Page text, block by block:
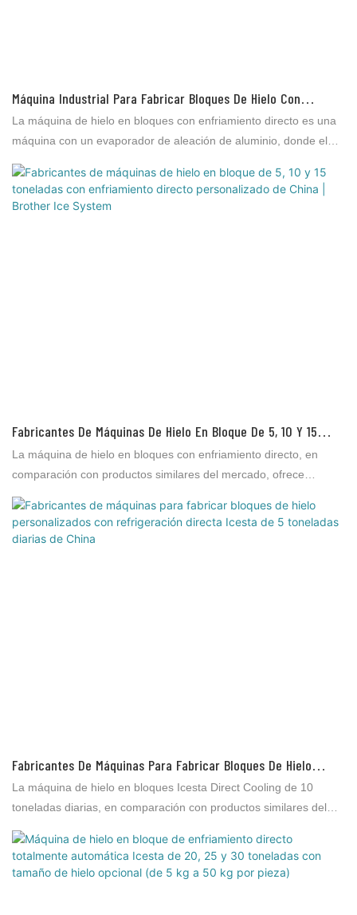
Máquina Industrial Para Fabricar Bloques De Hielo Con
Refrigeración Por Agua De 120 T (30 T X 3 + 15 T X 2) Y
Descongelación Por Agua De 35 Kg/70 Kg Por Pieza Para
Fábrica De Hielo.
La máquina de hielo en bloques con enfriamiento directo es una
máquina con un evaporador de aleación de aluminio, donde el
refrigerante se evapora e intercambia directamente para producir
hielo sin otros medios de intercambio de calor (como agua
salada). Se utiliza para el procesamiento de productos acuáticos,
Fabricantes De Máquinas De Hielo En Bloque De 5, 10 Y 15
Toneladas Con Enfriamiento Directo Personalizado De China |
Brother Ice System
La máquina de hielo en bloques con enfriamiento directo, en
comparación con productos similares del mercado, ofrece
ventajas incomparables en términos de rendimiento, calidad,
apariencia, etc., y goza de una excelente reputación. Brother Ice
System analiza las deficiencias de productos anteriores y las
Fabricantes De Máquinas Para Fabricar Bloques De Hielo
Personalizados Con Refrigeración Directa Icesta De 5
Toneladas Diarias De China
La máquina de hielo en bloques Icesta Direct Cooling de 10
toneladas diarias, en comparación con productos similares del
rendimiento, calidad, apariencia, etc., y goza de una excelente
reputación. Brother Ice System analiza las deficiencias de